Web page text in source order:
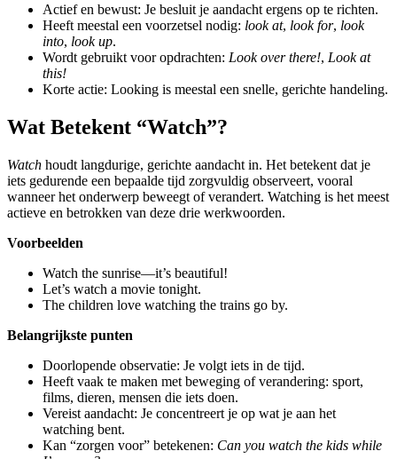
Actief en bewust: Je besluit je aandacht ergens op te richten.
Heeft meestal een voorzetsel nodig: look at, look for, look
into, look up.
Wordt gebruikt voor opdrachten: Look over there!, Look at
this!
Korte actie: Looking is meestal een snelle, gerichte handeling.
Wat Betekent “Watch”?
Watch houdt langdurige, gerichte aandacht in. Het betekent dat je
iets gedurende een bepaalde tijd zorgvuldig observeert, vooral
wanneer het onderwerp beweegt of verandert. Watching is het meest
actieve en betrokken van deze drie werkwoorden.
Voorbeelden
Watch the sunrise—it’s beautiful!
Let’s watch a movie tonight.
The children love watching the trains go by.
Belangrijkste punten
Doorlopende observatie: Je volgt iets in de tijd.
Heeft vaak te maken met beweging of verandering: sport,
films, dieren, mensen die iets doen.
Vereist aandacht: Je concentreert je op wat je aan het
watching bent.
Kan “zorgen voor” betekenen: Can you watch the kids while